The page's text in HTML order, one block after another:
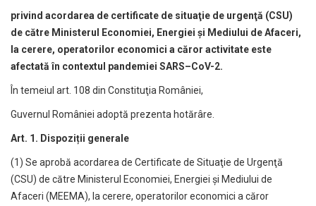
privind acordarea de certificate de situaţie de urgenţă (CSU)
de către Ministerul Economiei, Energiei şi Mediului de Afaceri,
la cerere, operatorilor economici a căror activitate este
afectată în contextul pandemiei SARS–CoV-2.
În temeiul art. 108 din Constituţia României,
Guvernul României adoptă prezenta hotărâre.
Art. 1. Dispoziții generale
(1) Se aprobă acordarea de Certificate de Situaţie de Urgenţă
(CSU) de către Ministerul Economiei, Energiei şi Mediului de
Afaceri (MEEMA), la cerere, operatorilor economici a căror